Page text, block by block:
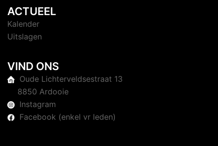
ACTUEEL
Kalender
Uitslagen
VIND ONS
Oude Lichterveldsestraat 13
8850 Ardooie
Instagram
Facebook (enkel vr leden)